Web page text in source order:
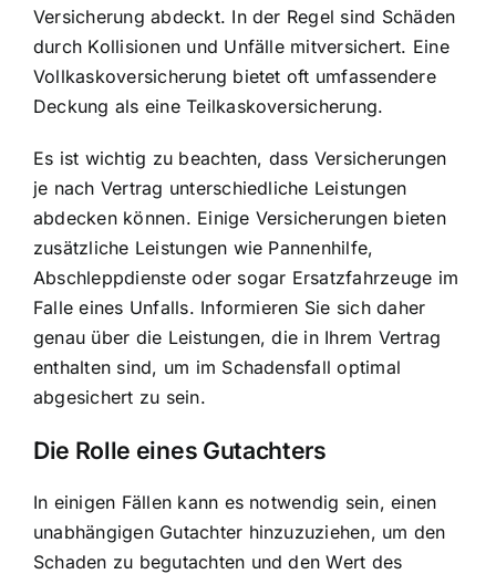
Versicherung abdeckt. In der Regel sind Schäden
durch Kollisionen und Unfälle mitversichert. Eine
Vollkaskoversicherung bietet oft umfassendere
Deckung als eine Teilkaskoversicherung.
Es ist wichtig zu beachten, dass Versicherungen
je nach Vertrag unterschiedliche Leistungen
abdecken können. Einige Versicherungen bieten
zusätzliche Leistungen wie Pannenhilfe,
Abschleppdienste oder sogar Ersatzfahrzeuge im
Falle eines Unfalls. Informieren Sie sich daher
genau über die Leistungen, die in Ihrem Vertrag
enthalten sind, um im Schadensfall optimal
abgesichert zu sein.
Die Rolle eines Gutachters
In einigen Fällen kann es notwendig sein, einen
unabhängigen Gutachter hinzuzuziehen, um den
Schaden zu begutachten und den Wert des